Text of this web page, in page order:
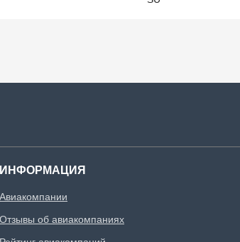
ИНФОРМАЦИЯ
Авиакомпании
Отзывы об авиакомпаниях